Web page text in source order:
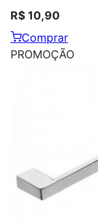
R$ 10,90
Comprar
PROMOÇÃO